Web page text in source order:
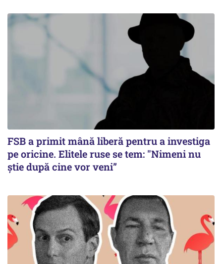
FSB a primit mână liberă pentru a investiga
pe oricine. Elitele ruse se tem: "Nimeni nu
știe după cine vor veni”